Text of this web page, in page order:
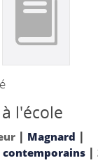
l'école
| Magnard |
contemporains|